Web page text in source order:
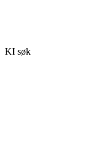
KI søk